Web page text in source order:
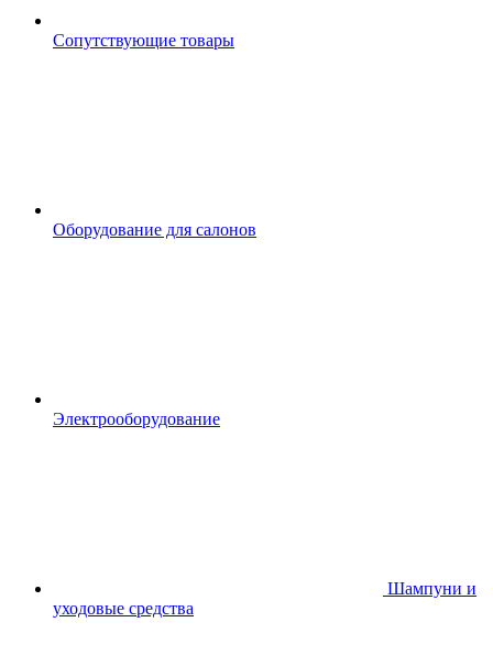
Сопутствующие товары
Оборудование для салонов
Электрооборудование
Шампуни и
уходовые средства